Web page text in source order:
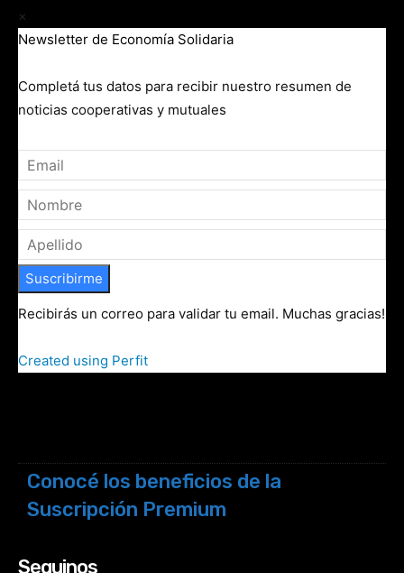
×
Newsletter de Economía Solidaria
Completá tus datos para recibir nuestro resumen de
noticias cooperativas y mutuales
Suscribirme
Recibirás un correo para validar tu email. Muchas gracias!
Created using Perfit
Conocé los beneficios de la
Suscripción Premium
Seguinos